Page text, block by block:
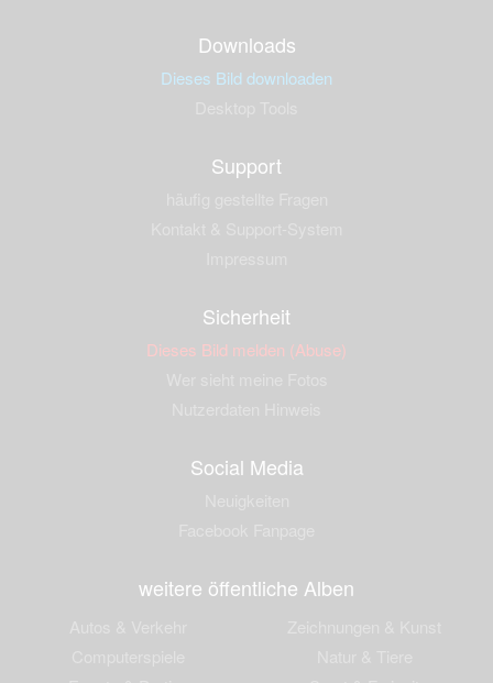
Downloads
Dieses Bild downloaden
Support
Sicherheit
Dieses Bild melden (Abuse)
Social Media
weitere öffentliche Alben